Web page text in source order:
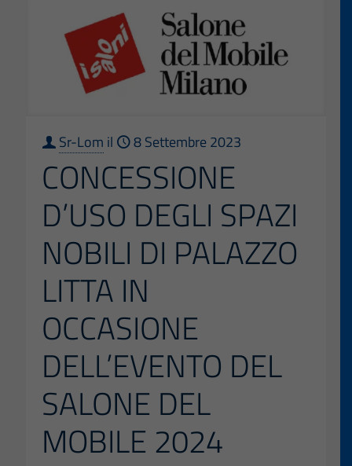
Sr-Lom il 8 Settembre 2023
CONCESSIONE
D’USO DEGLI SPAZI
NOBILI DI PALAZZO
LITTA IN
OCCASIONE
DELL’EVENTO DEL
SALONE DEL
MOBILE 2024